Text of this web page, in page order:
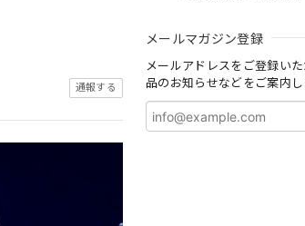
メールマガジン登録
メールアドレスをご登録い
品のお知らせなどをご案内し
通報する